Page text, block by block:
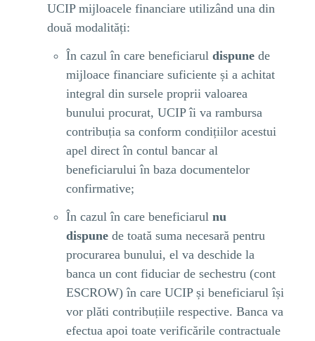
UCIP mijloacele financiare utilizând una din
două modalități:
În cazul în care beneficiarul dispune de
mijloace financiare suficiente și a achitat
integral din sursele proprii valoarea
bunului procurat, UCIP îi va rambursa
contribuția sa conform condițiilor acestui
apel direct în contul bancar al
beneficiarului în baza documentelor
confirmative;
În cazul în care beneficiarul nu
dispune de toată suma necesară pentru
procurarea bunului, el va deschide la
banca un cont fiduciar de sechestru (cont
ESCROW) în care UCIP și beneficiarul își
vor plăti contribuțiile respective. Banca va
efectua apoi toate verificările contractuale